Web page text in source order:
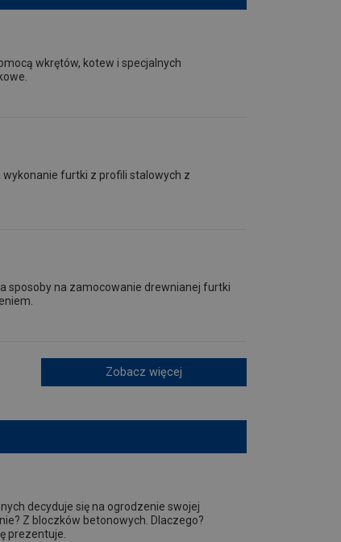
wkrętów, kotew i specjalnych
furtki z profili stalowych z
sposoby na zamocowanie drewnianej furtki
Zobacz więcej
decyduje się na ogrodzenie swojej
Z bloczków betonowych. Dlaczego?
prezentuje.